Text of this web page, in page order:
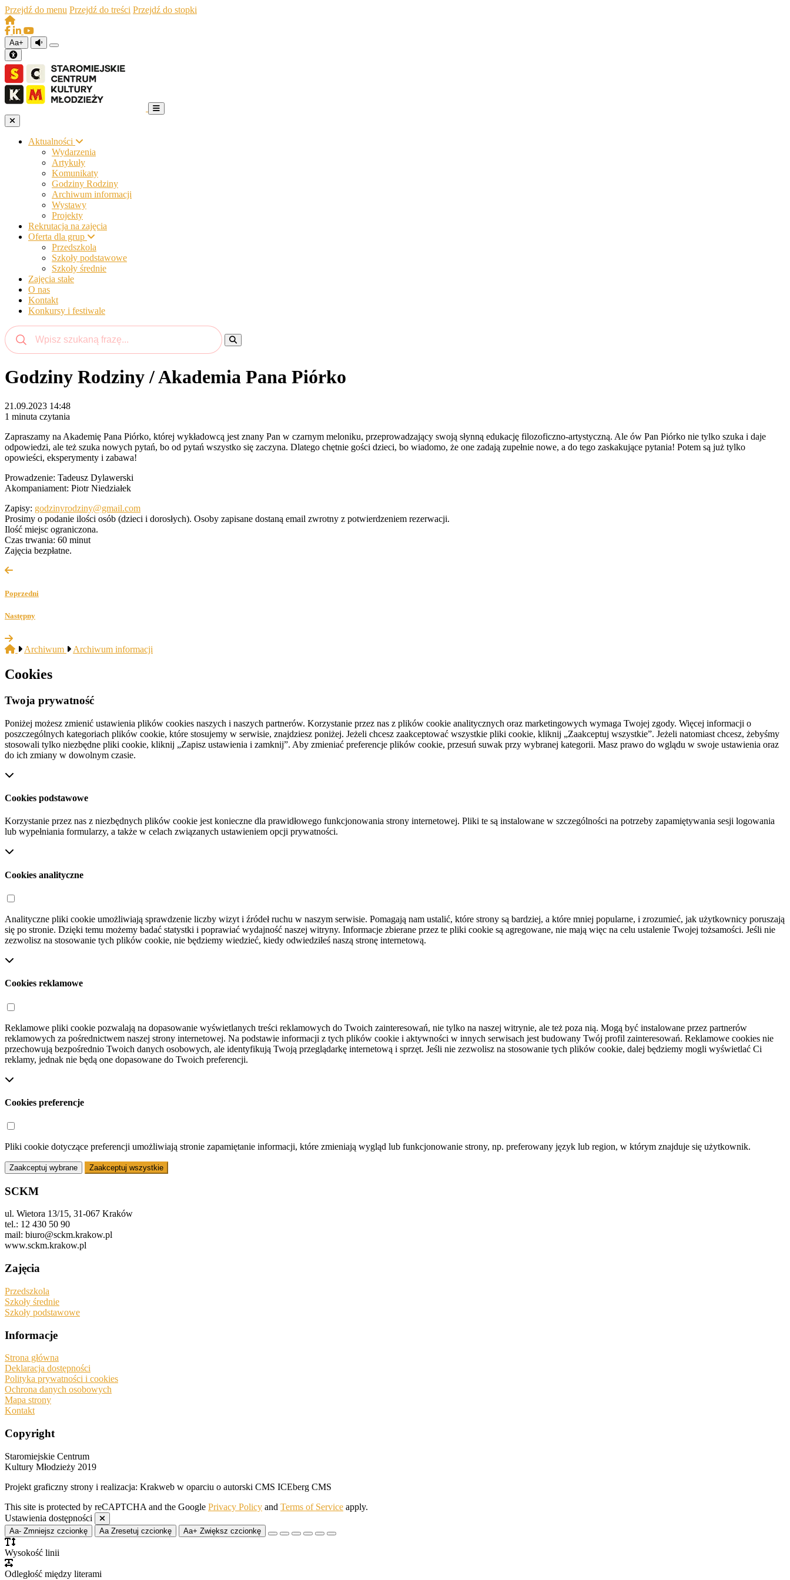
Przejdź do menu Przejdź do treści Przejdź do stopki
Aa+
Aktualności
Wydarzenia
Artykuły
Komunikaty
Godziny Rodziny
Archiwum informacji
Wystawy
Projekty
Rekrutacja na zajęcia
Oferta dla grup
Przedszkola
Szkoły podstawowe
Szkoły średnie
Zajęcia stałe
O nas
Kontakt
Konkursy i festiwale
Godziny Rodziny / Akademia Pana Piórko
21.09.2023 14:48
1 minuta czytania
Zapraszamy na Akademię Pana Piórko, której wykładowcą jest znany Pan w czarnym meloniku, przeprowadzający swoją słynną edukację filozoficzno-artystyczną. Ale ów Pan Piórko nie tylko szuka i daje
odpowiedzi, ale też szuka nowych pytań, bo od pytań wszystko się zaczyna. Dlatego chętnie gości dzieci, bo wiadomo, że one zadają zupełnie nowe, a do tego zaskakujące pytania! Potem są już tylko
opowieści, eksperymenty i zabawa!
Prowadzenie: Tadeusz Dylawerski
Akompaniament: Piotr Niedziałek
Zapisy: godzinyrodziny@gmail.com
Prosimy o podanie ilości osób (dzieci i dorosłych). Osoby zapisane dostaną email zwrotny z potwierdzeniem rezerwacji.
Ilość miejsc ograniczona.
Czas trwania: 60 minut
Zajęcia bezpłatne.
Poprzedni
Następny
Archiwum Archiwum informacji
Cookies
Twoja prywatność
Poniżej możesz zmienić ustawienia plików cookies naszych i naszych partnerów. Korzystanie przez nas z plików cookie analitycznych oraz marketingowych wymaga Twojej zgody. Więcej informacji o
poszczególnych kategoriach plików cookie, które stosujemy w serwisie, znajdziesz poniżej. Jeżeli chcesz zaakceptować wszystkie pliki cookie, kliknij „Zaakceptuj wszystkie”. Jeżeli natomiast chcesz, żebyśmy
stosowali tylko niezbędne pliki cookie, kliknij „Zapisz ustawienia i zamknij”. Aby zmieniać preferencje plików cookie, przesuń suwak przy wybranej kategorii. Masz prawo do wglądu w swoje ustawienia oraz
do ich zmiany w dowolnym czasie.
Cookies podstawowe
Korzystanie przez nas z niezbędnych plików cookie jest konieczne dla prawidłowego funkcjonowania strony internetowej. Pliki te są instalowane w szczególności na potrzeby zapamiętywania sesji logowania
lub wypełniania formularzy, a także w celach związanych ustawieniem opcji prywatności.
Cookies analityczne
Analityczne pliki cookie umożliwiają sprawdzenie liczby wizyt i źródeł ruchu w naszym serwisie. Pomagają nam ustalić, które strony są bardziej, a które mniej popularne, i zrozumieć, jak użytkownicy poruszają
się po stronie. Dzięki temu możemy badać statystki i poprawiać wydajność naszej witryny. Informacje zbierane przez te pliki cookie są agregowane, nie mają więc na celu ustalenie Twojej tożsamości. Jeśli nie
zezwolisz na stosowanie tych plików cookie, nie będziemy wiedzieć, kiedy odwiedziłeś naszą stronę internetową.
Cookies reklamowe
Reklamowe pliki cookie pozwalają na dopasowanie wyświetlanych treści reklamowych do Twoich zainteresowań, nie tylko na naszej witrynie, ale też poza nią. Mogą być instalowane przez partnerów
reklamowych za pośrednictwem naszej strony internetowej. Na podstawie informacji z tych plików cookie i aktywności w innych serwisach jest budowany Twój profil zainteresowań. Reklamowe cookies nie
przechowują bezpośrednio Twoich danych osobowych, ale identyfikują Twoją przeglądarkę internetową i sprzęt. Jeśli nie zezwolisz na stosowanie tych plików cookie, dalej będziemy mogli wyświetlać Ci
reklamy, jednak nie będą one dopasowane do Twoich preferencji.
Cookies preferencje
Pliki cookie dotyczące preferencji umożliwiają stronie zapamiętanie informacji, które zmieniają wygląd lub funkcjonowanie strony, np. preferowany język lub region, w którym znajduje się użytkownik.
Zaakceptuj wybrane Zaakceptuj wszystkie
SCKM
ul. Wietora 13/15, 31-067 Kraków
tel.: 12 430 50 90
mail: biuro@sckm.krakow.pl
www.sckm.krakow.pl
Zajęcia
Przedszkola
Szkoły średnie
Szkoły podstawowe
Informacje
Strona główna
Deklaracja dostępności
Polityka prywatności i cookies
Ochrona danych osobowych
Mapa strony
Kontakt
Copyright
Staromiejskie Centrum
Kultury Młodzieży 2019
Projekt graficzny strony i realizacja: Krakweb w oparciu o autorski CMS ICEberg CMS
This site is protected by reCAPTCHA and the Google Privacy Policy and Terms of Service apply.
Ustawienia dostępności
Aa- Zmniejsz czcionkę Aa Zresetuj czcionkę Aa+ Zwiększ czcionkę
Wysokość linii
Odległość między literami